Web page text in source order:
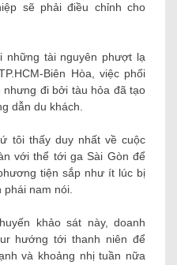
sẽ phải điều chỉnh cho
những tài nguyên phượt lạ
Biên Hòa, việc phối
đi bởi tàu hỏa đã tạo
dẫn du khách.
tôi thấy duy nhất về cuộc
với thể tới ga Sài Gòn để
tiện sắp như ít lúc bị
phái nam nói.
khảo sát này, doanh
hướng tới thanh niên để
và khoảng nhị tuần nữa